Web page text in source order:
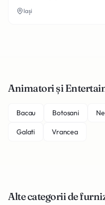
copii și adulți.
Iași
Animatori și
Bacau Botosani
Galati Vrancea
Alte categorii de